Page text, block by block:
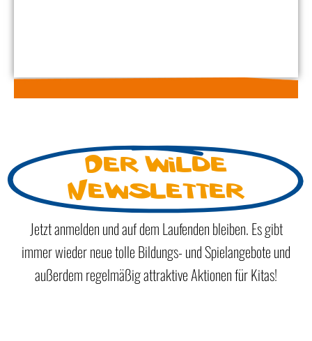
Der wilde
Newsletter
Jetzt anmelden und auf dem Laufenden bleiben. Es gibt
immer wieder neue tolle Bildungs- und Spielangebote und
außerdem regelmäßig attraktive Aktionen für Kitas!